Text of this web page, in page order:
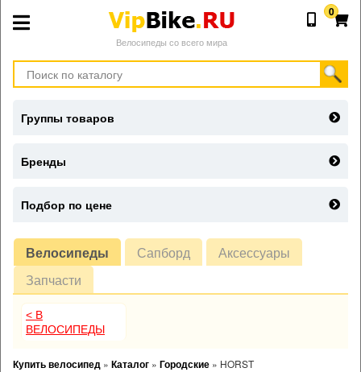
Велосипеды со всего мира
0
Велосипеды Сапборд
Аксессуары
Запчасти
< В
ВЕЛОСИПЕДЫ
Купить велосипед » Каталог » Городские » HORST
Группы товаров
Бренды
Подбор по цене